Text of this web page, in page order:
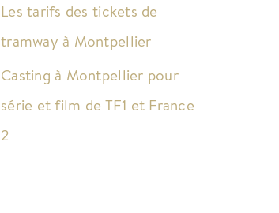
Les tarifs des tickets de
tramway à Montpellier
Casting à Montpellier pour
série et film de TF1 et France
2